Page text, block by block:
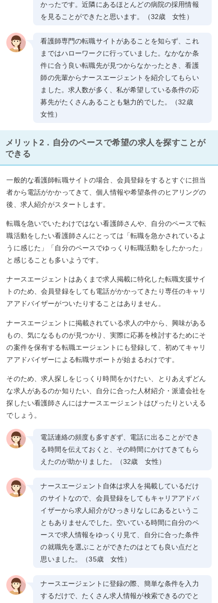
かったです。近隣にあるほとんどの病院の採用情報
を見ることができたと思います。（32歳 女性）
看護師専門の転職サイトがあることを知らず、これ
まではハローワークに行っていました。なかなか条
件に合う良い転職先が見つからなかったとき、看護
師の先輩からナースエージェントを紹介してもらい
ました。求人数が多く、私が希望している条件の応
募先がたくさんあることも魅力的でした。（32歳
女性）
メリット2．自分のペースで希望の求人を探すことが
できる
一般的な看護師転職サイトの場合、会員登録をするとすぐに担当
者から電話がかかってきて、個人情報や希望条件のヒアリングの
後、求人紹介がスタートします。
転職を急いでいたわけではない看護師さんや、自分のペースで転
職活動をしたい看護師さんにとっては「転職を急かされているよ
うに感じた」「自分のペースでゆっくり転職活動をしたかった」
と感じることも多いようです。
ナースエージェントはあくまで求人掲載に特化した転職支援サイ
トのため、会員登録をしても電話がかかってきたり専任のキャリ
アアドバイザーがついたりすることはありません。
ナースエージェントに掲載されている求人の中から、興味がある
もの、気になるものが見つかり、実際に応募を検討するためにそ
の案件を保有する転職エージェントにも登録して、初めてキャリ
アアドバイザーによる転職サポートが始まるわけです。
そのため、求人探しをじっくり時間をかけたい、とりあえずどん
な求人があるのか知りたい、自分に合った人材紹介・派遣会社を
探したい看護師さんにはナースエージェントはぴったりといえる
でしょう。
電話連絡の頻度も多すぎず、電話に出ることができ
る時間を伝えておくと、その時間にかけてきてもら
えたのが助かりました。（32歳 女性）
ナースエージェント自体は求人を掲載しているだけ
のサイトなので、会員登録をしてもキャリアアドバ
イザーから求人紹介がひっきりなしにあるというこ
ともありませんでした。空いている時間に自分のペ
ースで求人情報をゆっくり見て、自分に合った条件
の就職先を選ぶことができたのはとても良い点だと
思いました。（35歳 女性）
ナースエージェントに登録の際、簡単な条件を入力
するだけで、たくさん求人情報が検索できるのでと